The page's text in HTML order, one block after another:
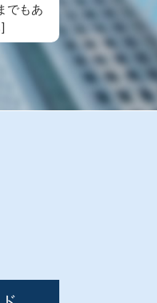
でもあ